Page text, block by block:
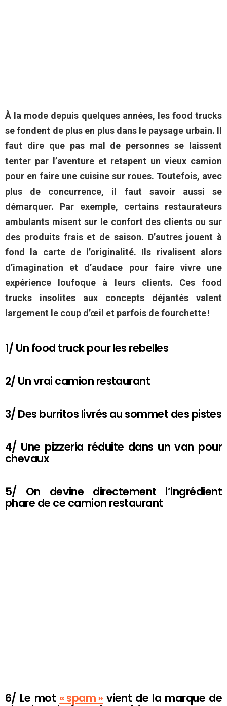
À la mode depuis quelques années, les food trucks
se fondent de plus en plus dans le paysage urbain. Il
faut dire que pas mal de personnes se laissent
tenter par l’aventure et retapent un vieux camion
pour en faire une cuisine sur roues. Toutefois, avec
plus de concurrence, il faut savoir aussi se
démarquer. Par exemple, certains restaurateurs
ambulants misent sur le confort des clients ou sur
des produits frais et de saison. D’autres jouent à
fond la carte de l’originalité. Ils rivalisent alors
d’imagination et d’audace pour faire vivre une
expérience loufoque à leurs clients. Ces food
trucks insolites aux concepts déjantés valent
largement le coup d’œil et parfois de fourchette !
1/ Un food truck pour les rebelles
2/ Un vrai camion restaurant
3/ Des burritos livrés au sommet des pistes
4/ Une pizzeria réduite dans un van pour
chevaux
5/ On devine directement l’ingrédient
phare de ce camion restaurant
6/ Le mot « spam » vient de la marque de